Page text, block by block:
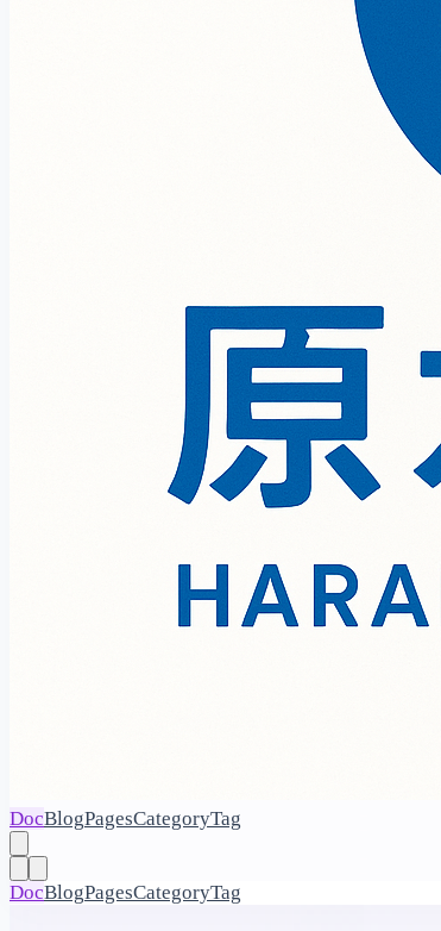
DocBlogPagesCategoryTag
DocBlogPagesCategoryTag